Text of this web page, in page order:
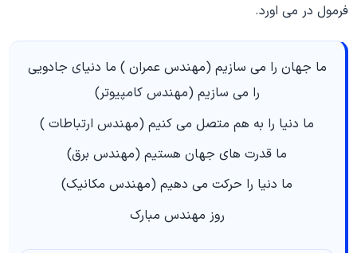
فرمول در می اورد.
ما جهان را می سازیم (مهندس عمران ) ما دنیای جادویی
را می سازیم (مهندس کامپیوتر)
ما دنیا را به هم متصل می کنیم (مهندس ارتباطات )
ما قدرت های جهان هستیم (مهندس برق)
ما دنیا را حرکت می دهیم (مهندس مکانیک)
روز مهندس مبارک